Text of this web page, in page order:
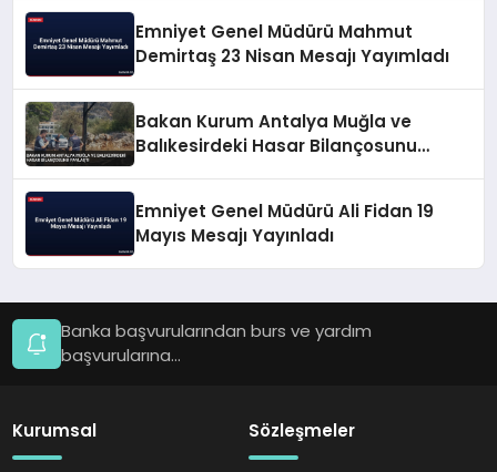
Emniyet Genel Müdürü Mahmut
Demirtaş 23 Nisan Mesajı Yayımladı
Bakan Kurum Antalya Muğla ve
Balıkesirdeki Hasar Bilançosunu
Emniyet Genel Müdürü Ali Fidan 19
Mayıs Mesajı Yayınladı
Banka başvurularından burs ve yardım
başvurularına...
Kurumsal Sözleşmeler